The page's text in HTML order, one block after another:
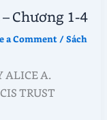
Chương 1-4
a Comment /Sách
ALICE A.
TRUST